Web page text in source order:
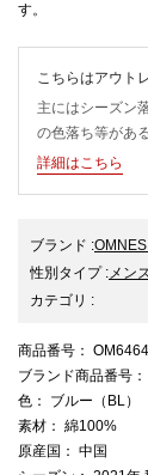
す。
こちらはアウト
主にはシーズン
の色落ち等があ
詳細はこちら
ブランド :OMNES
性別タイプ:メン
カテゴリ :
商品番号 ：
ブランド商品番号
色 ： ブルー（BL）
素材 ： 綿100%
原産国 ： 中国